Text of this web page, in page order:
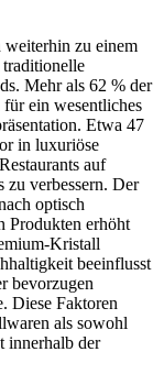
zu einem
Mehr als 62 % der
ein wesentliches
Etwa 47
in luxuriöse
auf
zu verbessern. Der
optisch
Produkten erhöht
Kristall
beeinflusst
bevorzugen
Diese Faktoren
als sowohl
innerhalb der